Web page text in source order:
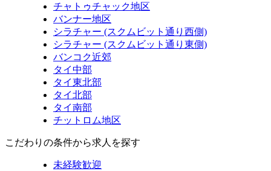
チャトゥチャック地区
バンナー地区
シラチャー (スクムビット通り西側)
シラチャー (スクムビット通り東側)
バンコク近郊
タイ中部
タイ東北部
タイ北部
タイ南部
チットロム地区
こだわりの条件から求人を探す
未経験歓迎